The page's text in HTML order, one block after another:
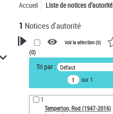
Accueil Liste de notices d’autorité
1 Notices d'autorité
VOTRE RECHERCHE
Recherche avancée dans les
notices d’autorité
Œuvres liées à l'auteur :
Temperton, Rod (1947-2016)
Voir la sélection (0)
(0)
Tri par : Défaut
sur 1
1
Temperton, Rod (1947-2016)